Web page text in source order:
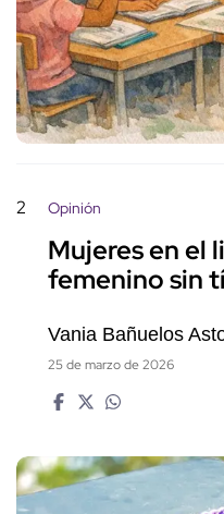
2 Opinión
Mujeres en el
femenino sin
Vania Bañuelos
25 de marzo de 2026